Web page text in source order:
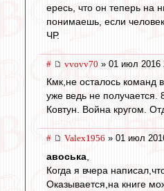
ересь, что он теперь на
понимаешь, если
ЧР.
# vvovv70 » 01 июл 2016
Кмк,не осталось команд
уже ведь не
Ковтун. Война кругом.
# Valex1956 » 01 июл
авоська
Когда я вчера
Оказывается,на книге